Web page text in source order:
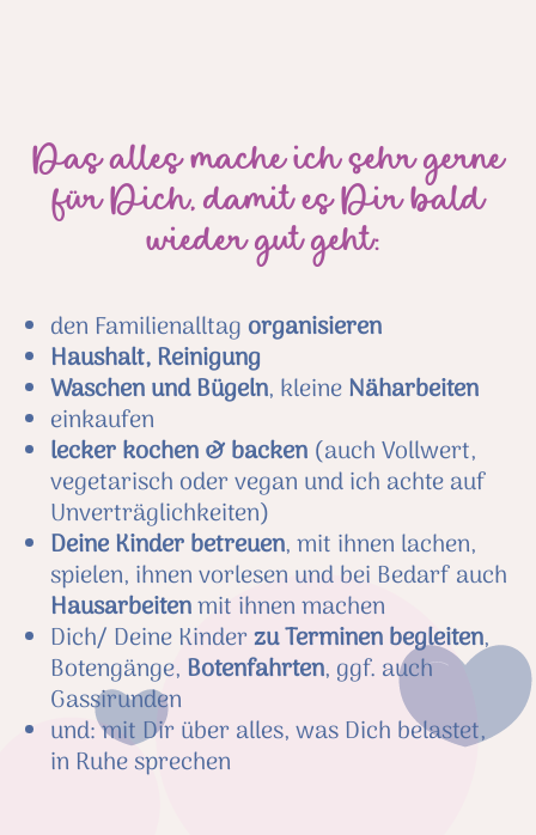
Das alles mache ich sehr gerne
für Dich, damit es Dir bald
wieder gut geht:
den Familienalltag organisieren
Haushalt, Reinigung
Waschen und Bügeln, kleineNäharbeiten
einkaufen
lecker kochen & backen (auch Vollwert,
vegetarisch oder vegan und ich achte auf
Unverträglichkeiten)
Deine Kinder betreuen, mit ihnen lachen,
spielen, ihnen vorlesen und bei Bedarf auch
Hausarbeitenmit ihnen machen
Dich/ Deine Kinderzu Terminen begleiten,
Botengänge, Botenfahrten, ggf. auch
Gassirunden
und: mit Dir über alles, was Dich belastet,
in Ruhe sprechen